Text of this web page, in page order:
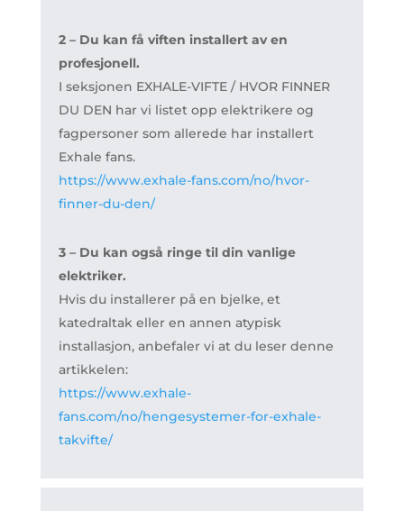
2 – Du kan få viften installert av en
profesjonell.
I seksjonen EXHALE-VIFTE / HVOR FINNER
DU DEN har vi listet opp elektrikere og
fagpersoner som allerede har installert
Exhale fans.
https://www.exhale-fans.com/no/hvor-
finner-du-den/
3 – Du kan også ringe til din vanlige
elektriker.
Hvis du installerer på en bjelke, et
katedraltak eller en annen atypisk
installasjon, anbefaler vi at du leser denne
artikkelen:
https://www.exhale-
fans.com/no/hengesystemer-for-exhale-
takvifte/